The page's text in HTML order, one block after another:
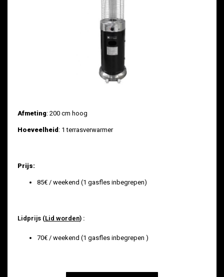
Afmeting: 200 cm hoog
Hoeveelheid: 1 terrasverwarmer
Prijs:
85€ / weekend (1 gasfles inbegrepen)
Lidprijs (Lid worden) :
70€ / weekend (1 gasfles inbegrepen )